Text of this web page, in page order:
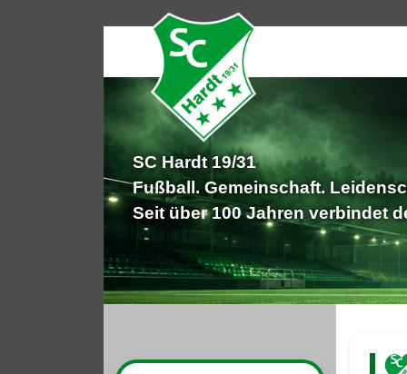
SC Hardt 19/31
Fußball. Gemeinschaft.
Seit über 100 Jahren verbindet